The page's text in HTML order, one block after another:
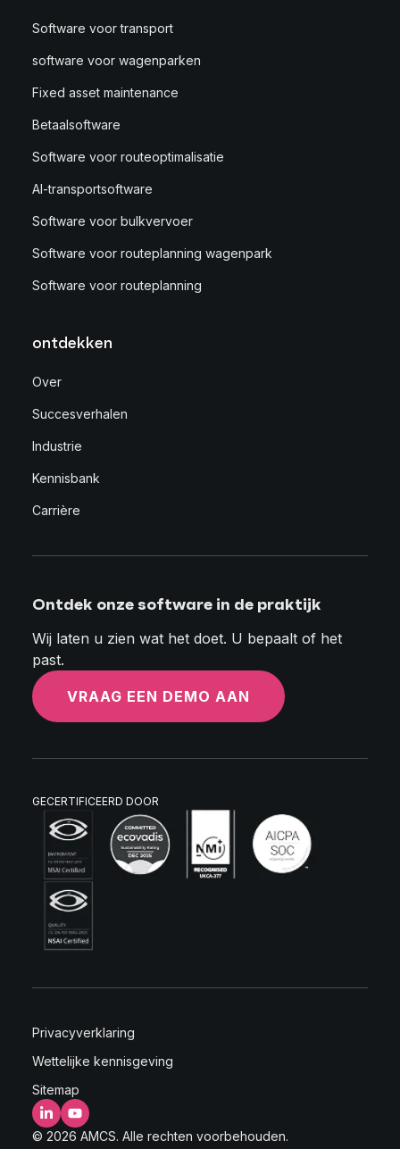
Software voor transport
software voor wagenparken
Fixed asset maintenance
Betaalsoftware
Software voor routeoptimalisatie
AI-transportsoftware
Software voor bulkvervoer
Software voor routeplanning wagenpark
Software voor routeplanning
ontdekken
Over
Succesverhalen
Industrie
Kennisbank
Carrière
Ontdek onze software in de praktijk
Wij laten u zien wat het doet. U bepaalt of het
past.
VRAAG EEN DEMO AAN
GECERTIFICEERD DOOR
Privacyverklaring
Wettelijke kennisgeving
Sitemap
LinkedInYouTube
© 2026 AMCS. Alle rechten voorbehouden.